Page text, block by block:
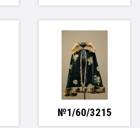
№1/60/3215